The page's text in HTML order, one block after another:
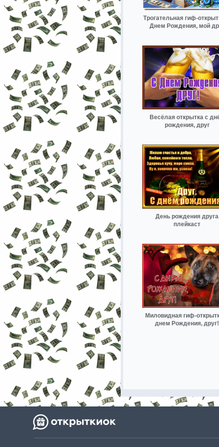
Трогательная гиф-
Днем Рождения, мой
Весёлая открытка с
рождения, друг
День рождения друга
плейкаст
Миловидная гиф-
днем Рождения, друг!